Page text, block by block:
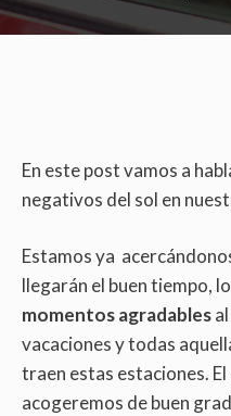
En este post vamos a
negativos del sol en
Estamos ya
llegarán el buen tiempo,
momentos agradables
vacaciones y todas
traen estas estaciones.
acogeremos de buen